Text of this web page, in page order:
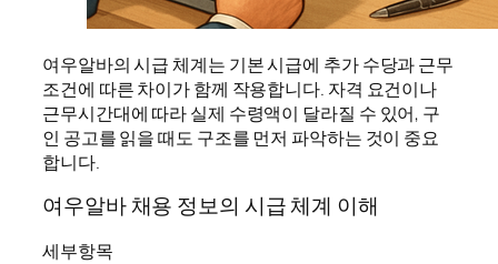
여우알바의 시급 체계는 기본 시급에 추가 수당과 근무
조건에 따른 차이가 함께 작용합니다. 자격 요건이나
근무시간대에 따라 실제 수령액이 달라질 수 있어, 구
인 공고를 읽을 때도 구조를 먼저 파악하는 것이 중요
합니다.
여우알바 채용 정보의 시급 체계 이해
세부항목